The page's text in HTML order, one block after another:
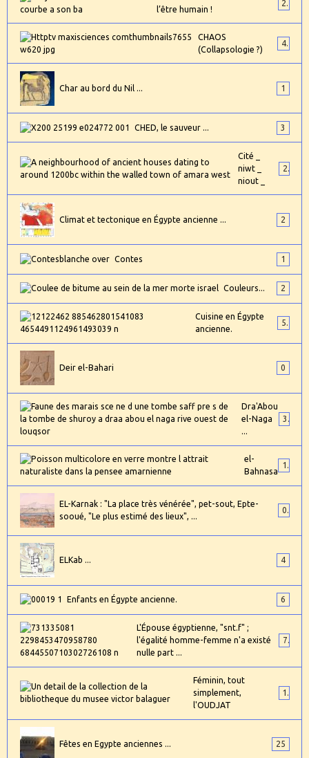
l’être humain !
2
CHAOS
(Collapsologie ?)
4
Char au bord du Nil ... 1
CHED, le sauveur ... 3
Cité _
niwt _
niout _
2
Climat et tectonique en Égypte ancienne ... 2
Contes 1
Couleurs... 2
Cuisine en Égypte
ancienne.
5
Deir el-Bahari 0
Dra'Abou
el-Naga
...
3
el-
Bahnasa
1
EL-Karnak : "La place très vénérée", pet-sout, Epte-
sooué, "Le plus estimé des lieux", ...
0
ELKab ... 4
Enfants en Égypte ancienne. 6
L'Épouse égyptienne, "snt.f" ;
l'égalité homme-femme n'a existé
nulle part ...
7
Féminin, tout
simplement,
l'OUDJAT
1
Fêtes en Egypte anciennes ... 25